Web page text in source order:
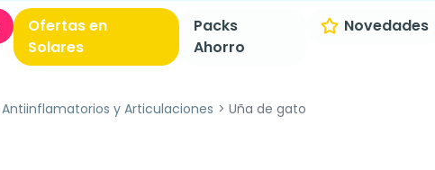
Ofertas en
Solares
Packs
Ahorro
Novedades
Antiinflamatorios y Articulaciones Uña de gato